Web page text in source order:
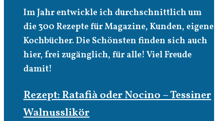
Im Jahr entwickle ich durchschnittlich um
die 300 Rezepte für Magazine, Kunden, eigene
Kochbücher. Die Schönsten finden sich auch
hier, frei zugänglich, für alle! Viel Freude
damit!
Rezept: Ratafià oder Nocino – Tessiner
Walnusslikör